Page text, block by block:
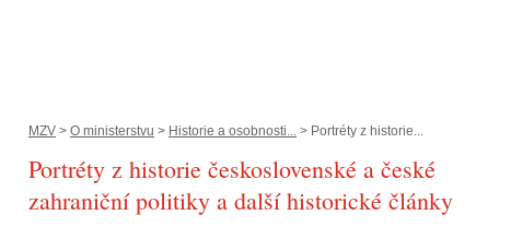
MZV > O ministerstvu > Historie a osobnosti... > Portréty z historie...
Portréty z historie československé a české
zahraniční politiky a další historické články